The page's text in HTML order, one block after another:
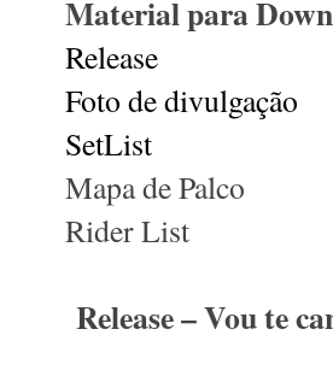
Material para
Release
Foto de divulgação
SetList
Mapa de Palco
Rider List
Release – Vou te